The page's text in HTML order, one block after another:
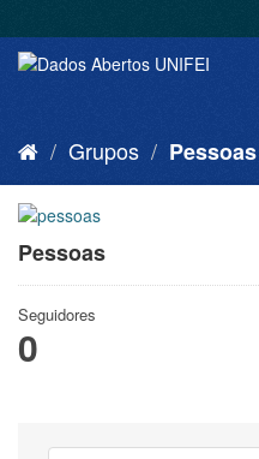
Grupos Pessoas
Pessoas
Seguidores
0